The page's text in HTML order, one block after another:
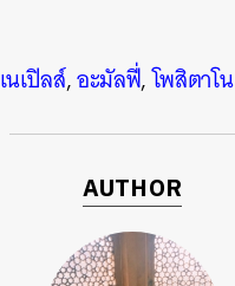
เนเปิลส์,อะมัลฟี่,โพสิตาโน
AUTHOR